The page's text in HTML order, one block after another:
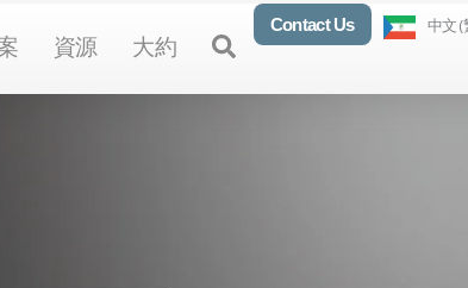
Open Solutions
資源 Open Resources
大約 Open About
Open
Contact Us 中文 (